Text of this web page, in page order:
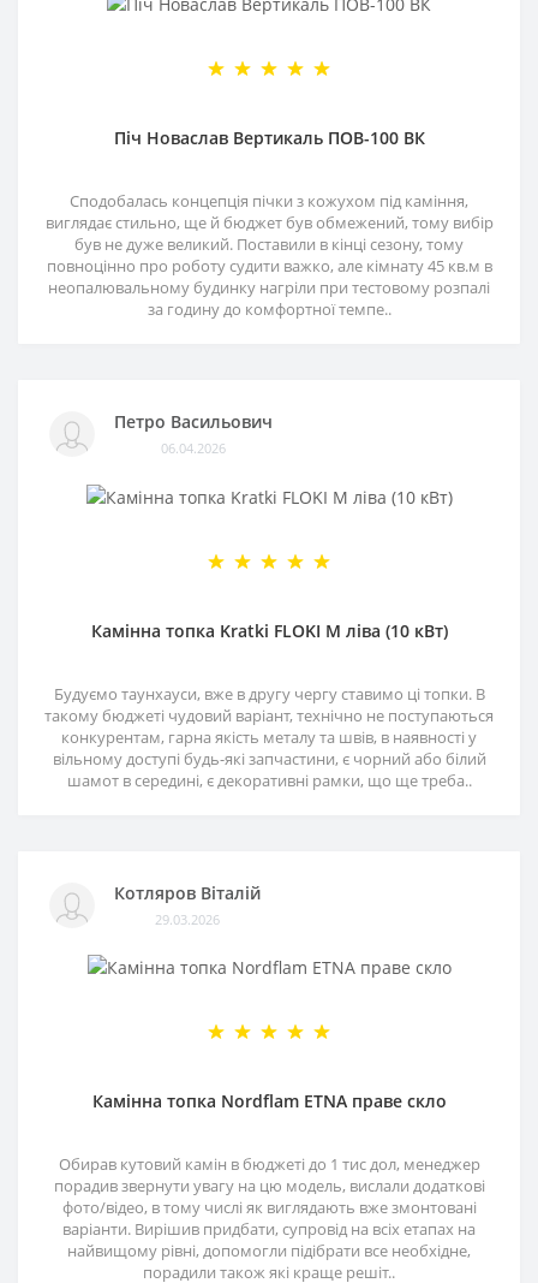
Піч Новаслав Вертикаль ПОВ-100 ВК
Сподобалась концепція пічки з кожухом під каміння,
виглядає стильно, ще й бюджет був обмежений, тому вибір
був не дуже великий. Поставили в кінці сезону, тому
повноцінно про роботу судити важко, але кімнату 45 кв.м в
неопалювальному будинку нагріли при тестовому розпалі
за годину до комфортної темпе..
Петро Васильович
06.04.2026
Камінна топка Kratki FLOKI M ліва (10 кВт)
Будуємо таунхауси, вже в другу чергу ставимо ці топки. В
такому бюджеті чудовий варіант, технічно не поступаються
конкурентам, гарна якість металу та швів, в наявності у
вільному доступі будь-які запчастини, є чорний або білий
шамот в середині, є декоративні рамки, що ще треба..
Котляров Віталій
29.03.2026
Камінна топка Nordflam ETNA праве скло
Обирав кутовий камін в бюджеті до 1 тис дол, менеджер
порадив звернути увагу на цю модель, вислали додаткові
фото/відео, в тому числі як виглядають вже змонтовані
варіанти. Вирішив придбати, супровід на всіх етапах на
найвищому рівні, допомогли підібрати все необхідне,
порадили також які краще решіт..